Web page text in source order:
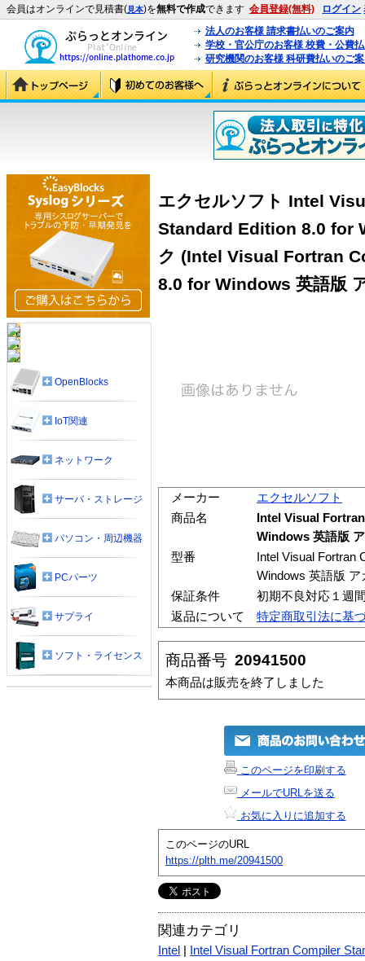
会員はオンラインで見積書(見本)を無料で作成できます 会員登録(無料) ログイン
法人のお客様 請求書払いのご案内
学校・官公庁のお客様 校費・公費
研究機関のお客様 科研費払いのご
エクセルソフト Intel
Standard Edition 8.0 for
ク (Intel Visual Fortran
8.0 for Windows 英語版
メーカー
エクセルソフト
商品名
Intel Visual
Windows 英語版
型番
Intel Visual Fortran
Windows 英語版 ア
保証条件
初期不良対応１週
返品について
特定商取引法に基
商品番号 20941500
本商品は販売を終了しました
このページを印刷する
メールでURLを送る
お気に入りに追加する
このページのURL
https://plth.me/20941500
関連カテゴリ
Intel
Intel Visual Fortran Compiler
OpenBlocks
IoT関連
ネットワーク
サーバ・ストレージ
パソコン・周辺機器
PCパーツ
サプライ
ソフト・ライセンス